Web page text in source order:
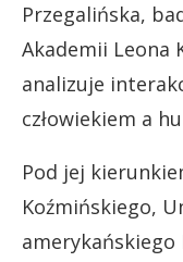
Przegalińska,
Akademii Leona
analizuje
człowiekiem a
Pod jej
Koźmińskiego,